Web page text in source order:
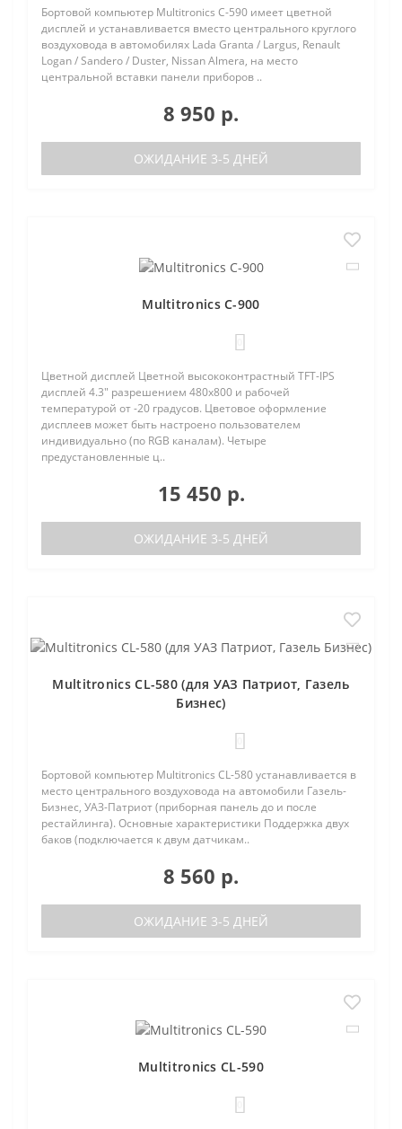
Бортовой компьютер Multitronics C-590 имеет цветной
дисплей и устанавливается вместо центрального круглого
воздуховода в автомобилях Lada Granta / Largus, Renault
Logan / Sandero / Duster, Nissan Almera, на место
центральной вставки панели приборов ..
8 950 р.
ОЖИДАНИЕ 3-5 ДНЕЙ
Multitronics C-900
Цветной дисплей Цветной высококонтрастный TFT-IPS
дисплей 4.3" разрешением 480х800 и рабочей
температурой от -20 градусов. Цветовое оформление
дисплеев может быть настроено пользователем
индивидуально (по RGB каналам). Четыре
предустановленные ц..
15 450 р.
ОЖИДАНИЕ 3-5 ДНЕЙ
Multitronics CL-580 (для УАЗ Патриот, Газель
Бизнес)
Бортовой компьютер Multitronics CL-580 устанавливается в
место центрального воздуховода на автомобили Газель-
Бизнес, УАЗ-Патриот (приборная панель до и после
рестайлинга). Основные характеристики Поддержка двух
баков (подключается к двум датчикам..
8 560 р.
ОЖИДАНИЕ 3-5 ДНЕЙ
Multitronics CL-590